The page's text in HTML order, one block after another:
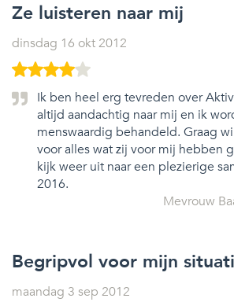
Ze luisteren naar mij
dinsdag 16 okt 2012
Ik ben heel erg tevreden over
altijd aandachtig naar mij en ik
menswaardig behandeld. Graag
voor alles wat zij voor mij hebben
kijk weer uit naar een plezierige
2016.
Mevrouw
Begripvol voor mijn
maandag 3 sep 2012